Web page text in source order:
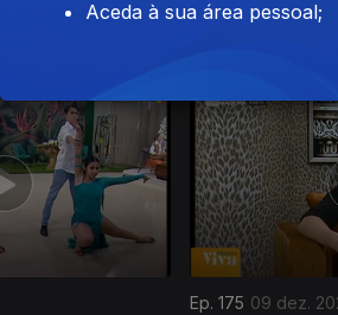
Ep. 175 09 dez.
Aceda à sua área pessoal;